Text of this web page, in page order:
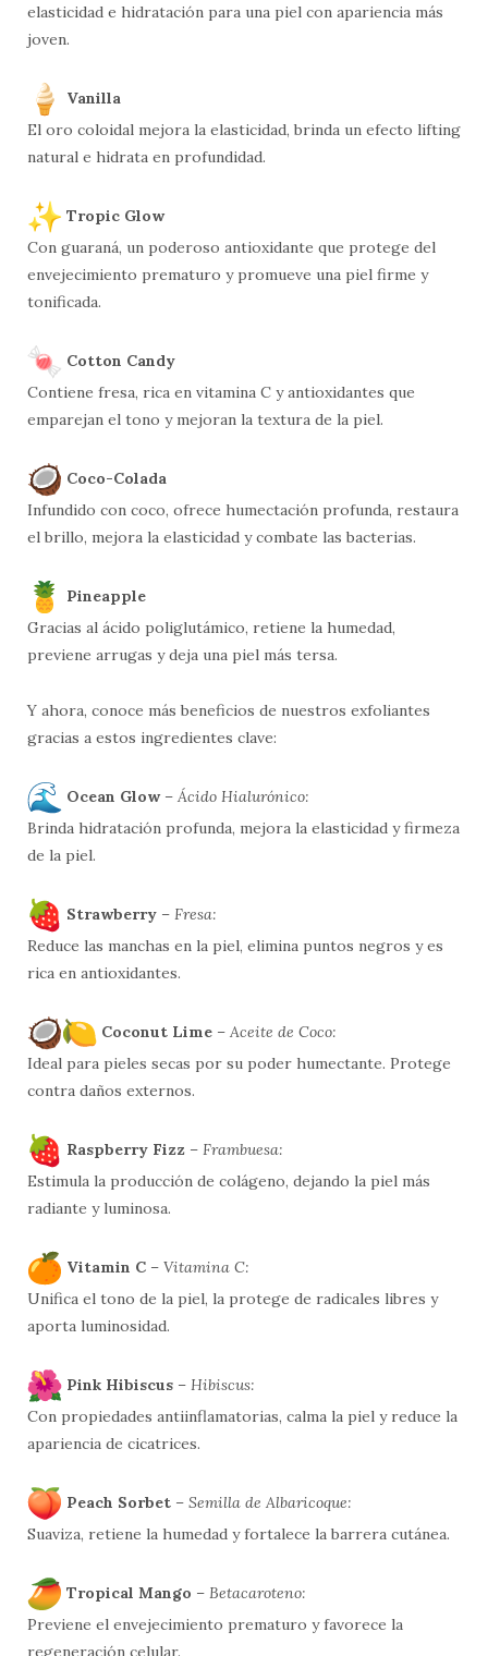
elasticidad e hidratación para una piel con apariencia más
joven.
Vanilla
El oro coloidal mejora la elasticidad, brinda un efecto lifting
natural e hidrata en profundidad.
Tropic Glow
Con guaraná, un poderoso antioxidante que protege del
envejecimiento prematuro y promueve una piel firme y
tonificada.
Cotton Candy
Contiene fresa, rica en vitamina C y antioxidantes que
emparejan el tono y mejoran la textura de la piel.
Coco-Colada
Infundido con coco, ofrece humectación profunda, restaura
el brillo, mejora la elasticidad y combate las bacterias.
Pineapple
Gracias al ácido poliglutámico, retiene la humedad,
previene arrugas y deja una piel más tersa.
Y ahora, conoce más beneficios de nuestros exfoliantes
gracias a estos ingredientes clave:
Ocean Glow– Ácido Hialurónico:
Brinda hidratación profunda, mejora la elasticidad y firmeza
de la piel.
Strawberry – Fresa:
Reduce las manchas en la piel, elimina puntos negros y es
rica en antioxidantes.
Coconut Lime – Aceite de Coco:
Ideal para pieles secas por su poder humectante. Protege
contra daños externos.
Raspberry Fizz – Frambuesa:
Estimula la producción de colágeno, dejando la piel más
radiante y luminosa.
Vitamin C – Vitamina C:
Unifica el tono de la piel, la protege de radicales libres y
aporta luminosidad.
Pink Hibiscus – Hibiscus:
Con propiedades antiinflamatorias, calma la piel y reduce la
apariencia de cicatrices.
Peach Sorbet – Semilla de Albaricoque:
Suaviza, retiene la humedad y fortalece la barrera cutánea.
Tropical Mango – Betacaroteno:
Previene el envejecimiento prematuro y favorece la
regeneración celular.